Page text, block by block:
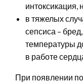
интоксикация,
в тяжелых
сепсиса –
температуры
в работе
При появлении